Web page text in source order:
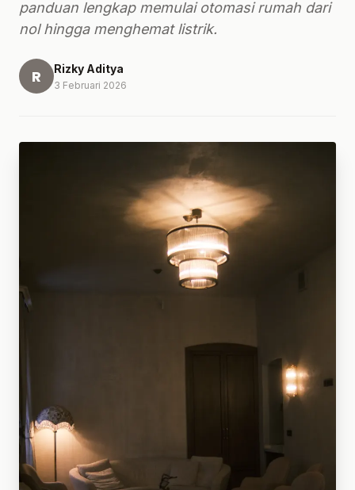
panduan lengkap memulai otomasi rumah dari
nol hingga menghemat listrik.
R Rizky Aditya
3 Februari 2026